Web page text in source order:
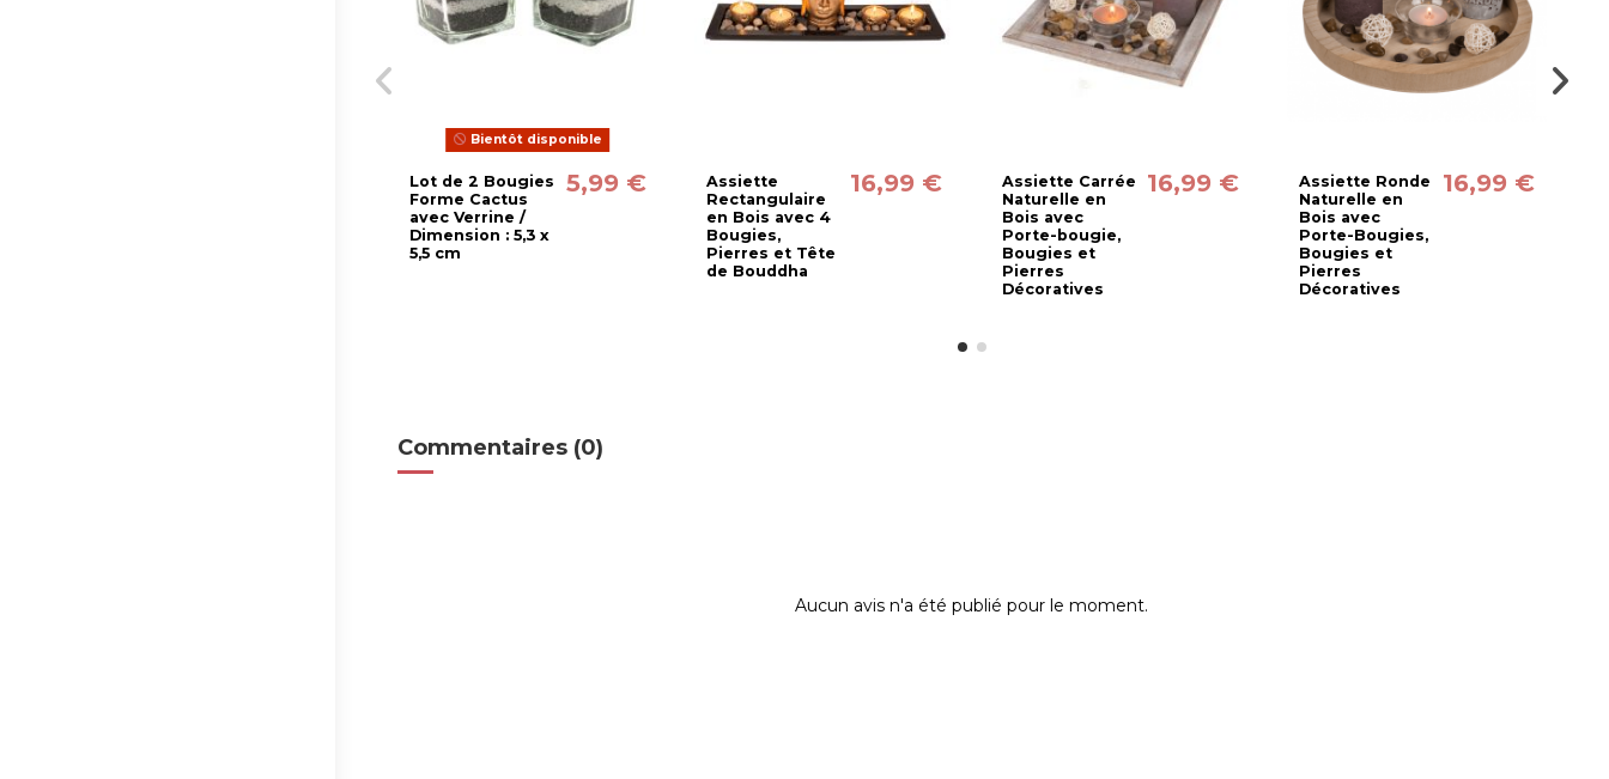
Bientôt disponible
Lot de 2 Bougies
Forme Cactus
avec Verrine /
Dimension : 5,3 x
5,5 cm
5,99 €
Assiette
Rectangulaire
en Bois avec 4
Bougies,
Pierres et Tête
de Bouddha
16,99 €
Assiette Carrée
Naturelle en
Bois avec
Porte-bougie,
Bougies et
Pierres
Décoratives
16,99 €
Assiette Ronde
Naturelle en
Bois avec
Porte-Bougies,
Bougies et
Pierres
Décoratives
16,99 €
Commentaires (0)
Aucun avis n'a été publié pour le moment.